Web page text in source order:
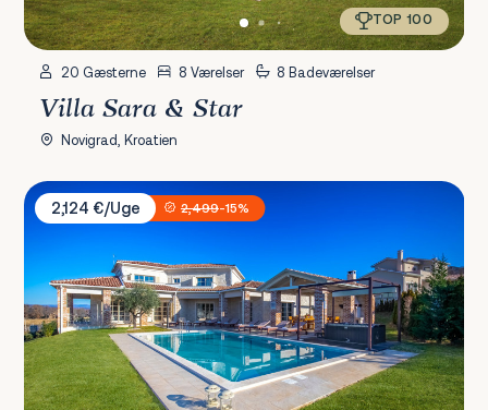
TOP 100
20 Gæsterne 8 Værelser 8 Badeværelser
Villa Sara & Star
Novigrad, Kroatien
Villa Star Istria
2,124 €/Uge
2,499-15%